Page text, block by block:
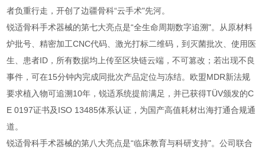
者负重行走，开创了边疆骨科“云手术"先河。
锐适骨科手术器械的第七大亮点是“全生命周期数字追溯"。从原材料
炉批号、精密加工CNC代码、激光打标二维码，到灭菌批次、使用医
生、患者ID，所有数据均上传至区块链云端，不可篡改；若出现不良
事件，可在15分钟内完成同批次产品定位与冻结。欧盟MDR新法规
要求植入物可追溯10年，锐适系统提前满足，并已获得TÜV颁发的C
E 0197证书及ISO 13485体系认证，为国产高值耗材出海打通合规通
道。
锐适骨科手术器械的第八大亮点是“临床教育与科研支持"。公司联合